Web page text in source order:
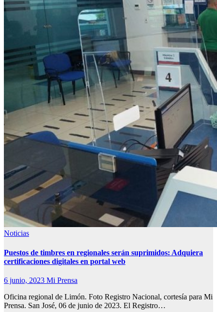
Noticias
Puestos de timbres en regionales serán suprimidos: Adquiera
certificaciones digitales en portal web
6 junio, 2023 Mi Prensa
Oficina regional de Limón. Foto Registro Nacional, cortesía para Mi
Prensa. San José, 06 de junio de 2023. El Registro…